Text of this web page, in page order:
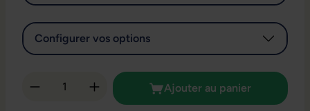
Configurer vos options
Quantité de produit : Entrez la quantité
Ajouter au panier